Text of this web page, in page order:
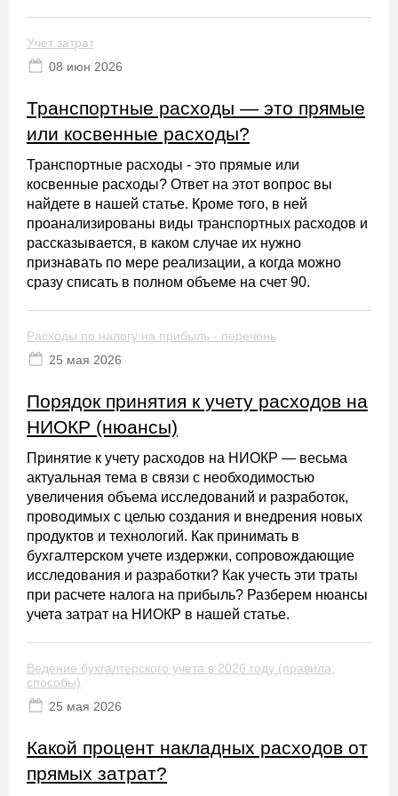
Учет затрат
08 июн 2026
Транспортные расходы — это прямые
или косвенные расходы?
Транспортные расходы - это прямые или
косвенные расходы? Ответ на этот вопрос вы
найдете в нашей статье. Кроме того, в ней
проанализированы виды транспортных расходов и
рассказывается, в каком случае их нужно
признавать по мере реализации, а когда можно
сразу списать в полном объеме на счет 90.
Расходы по налогу на прибыль - перечень
25 мая 2026
Порядок принятия к учету расходов на
НИОКР (нюансы)
Принятие к учету расходов на НИОКР — весьма
актуальная тема в связи с необходимостью
увеличения объема исследований и разработок,
проводимых с целью создания и внедрения новых
продуктов и технологий. Как принимать в
бухгалтерском учете издержки, сопровождающие
исследования и разработки? Как учесть эти траты
при расчете налога на прибыль? Разберем нюансы
учета затрат на НИОКР в нашей статье.
Ведение бухгалтерского учета в 2026 году (правила,
способы)
25 мая 2026
Какой процент накладных расходов от
прямых затрат?